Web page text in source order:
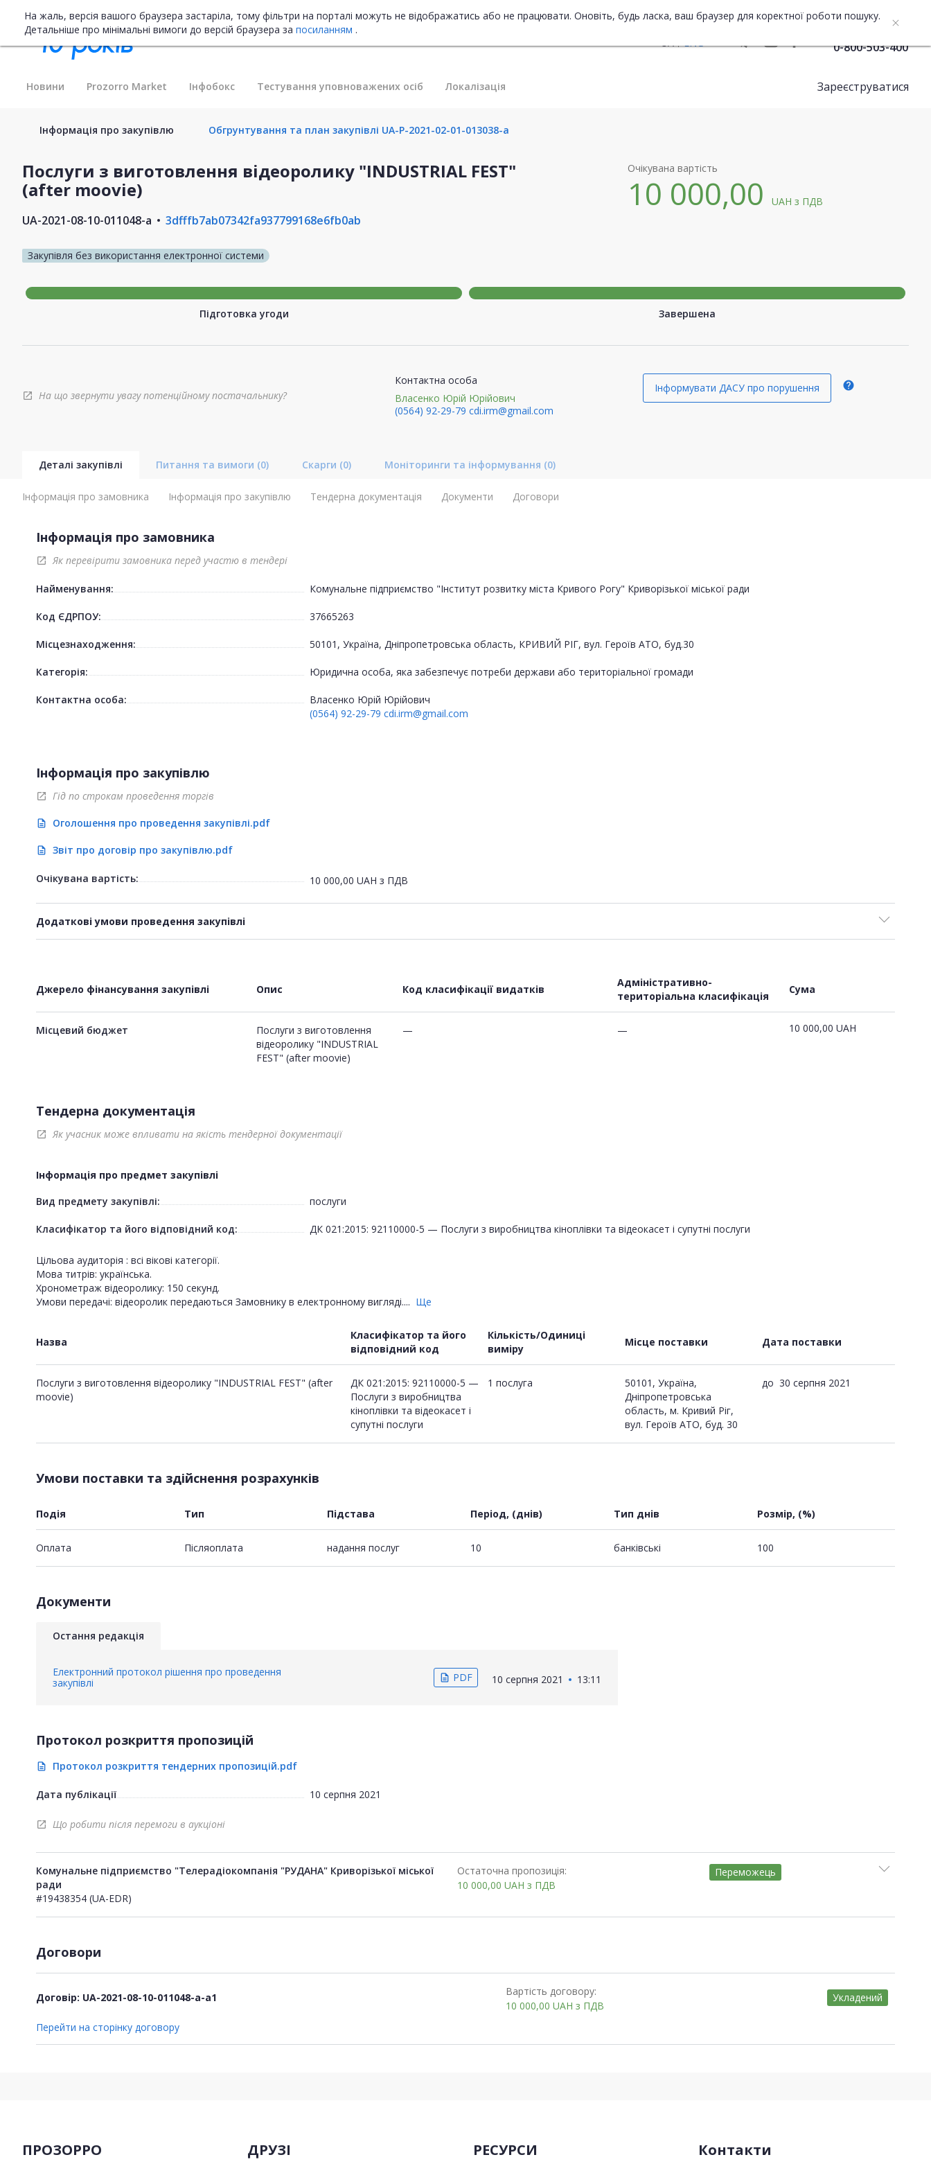
На жаль, версія вашого браузера застаріла, тому фільтри на порталі можуть не відображатись або не працювати. Оновіть, будь ласка, ваш браузер для коректної роботи пошуку.
Детальніше про мінімальні вимоги до версій браузера за посиланням .
UA
ENG 0-800-503-400
Новини Prozorro Market Інфобокс Тестування уповноважених осіб Локалізація Зареєструватися
Інформація про закупівлю Обгрунтування та план закупівлі UA-P-2021-02-01-013038-a
Послуги з виготовлення відеоролику "INDUSTRIAL FEST"
(after moovie)
UA-2021-08-10-011048-a 3dfffb7ab07342fa937799168e6fb0ab
Закупівля без використання електронної системи
Очікувана вартість
10 000,00UAHз ПДВ
Підготовка угоди Завершена
open_in_new На що звернути увагу потенційному постачальнику?
Контактна особа
Власенко Юрій Юрійович
(0564) 92-29-79 cdi.irm@gmail.com
Інформувати ДАСУ про порушення help
Деталі закупівлі Питання та вимоги (0) Скарги (0) Моніторинги та інформування (0)
Інформація про замовника Інформація про закупівлю Тендерна документація Документи Договори
Інформація про замовника
open_in_new Як перевірити замовника перед участю в тендері
Найменування: Комунальне підприємство "Інститут розвитку міста Кривого Рогу" Криворізької міської ради
Код ЄДРПОУ: 37665263
Місцезнаходження: 50101, Україна, Дніпропетровська область, КРИВИЙ РІГ, вул. Героїв АТО, буд.30
Категорія: Юридична особа, яка забезпечує потреби держави або територіальної громади
Контактна особа:
Власенко Юрій Юрійович
(0564) 92-29-79 cdi.irm@gmail.com
Інформація про закупівлю
open_in_new Гід по строкам проведення торгів
description Оголошення про проведення закупівлі.pdf
description Звіт про договір про закупівлю.pdf
Очікувана вартість: 10 000,00 UAH з ПДВ
Додаткові умови проведення закупівлі
Джерело фінансування закупівлі Опис Код класифікації видатків
Адміністративно-
територіальна класифікація
Сума
Місцевий бюджет
Послуги з виготовлення
відеоролику "INDUSTRIAL
FEST" (after moovie)
— — 10 000,00 UAH
Тендерна документація
open_in_new Як учасник може впливати на якість тендерної документації
Інформація про предмет закупівлі
Вид предмету закупівлі:
послуги
Класифікатор та його відповідний код: ДК 021:2015: 92110000-5 — Послуги з виробництва кіноплівки та відеокасет і супутні послуги
Цільова аудиторія : всі вікові категорії.
Мова титрів: українська.
Хронометраж відеоролику: 150 секунд.
Умови передачі: відеоролик передаються Замовнику в електронному вигляді.... Ще
Назва
Класифікатор та його
відповідний код
Кількість/Одиниці
виміру
Місце поставки Дата поставки
Послуги з виготовлення відеоролику "INDUSTRIAL FEST" (after
moovie)
ДК 021:2015: 92110000-5 —
Послуги з виробництва
кіноплівки та відеокасет і
супутні послуги
1 послуга
50101, Україна,
Дніпропетровська
область, м. Кривий Ріг,
вул. Героїв АТО, буд. 30
до 30 серпня 2021
Умови поставки та здійснення розрахунків
Подія Тип Підстава Період, (днів) Тип днів Розмір, (%)
Оплата Пiсляоплата надання послуг 10 банківські 100
Документи
Остання редакція
Електронний протокол рішення про проведення
закупівлі
description PDF 10 серпня 2021 13:11
Протокол розкриття пропозицій
description Протокол розкриття тендерних пропозицій.pdf
Дата публікації 10 серпня 2021
open_in_new Що робити після перемоги в аукціоні
Комунальне підприємство "Телерадіокомпанія "РУДАНА" Криворізької міської
ради
#19438354 (UA-EDR)
Остаточна пропозиція:
10 000,00 UAH з ПДВ
Переможець
Договори
Договір: UA-2021-08-10-011048-a-a1
Вартість договору:
10 000,00 UAH з ПДВ
Укладений
Перейти на сторінку договору
ПРОЗОРРО ДРУЗІ РЕСУРСИ Контакти